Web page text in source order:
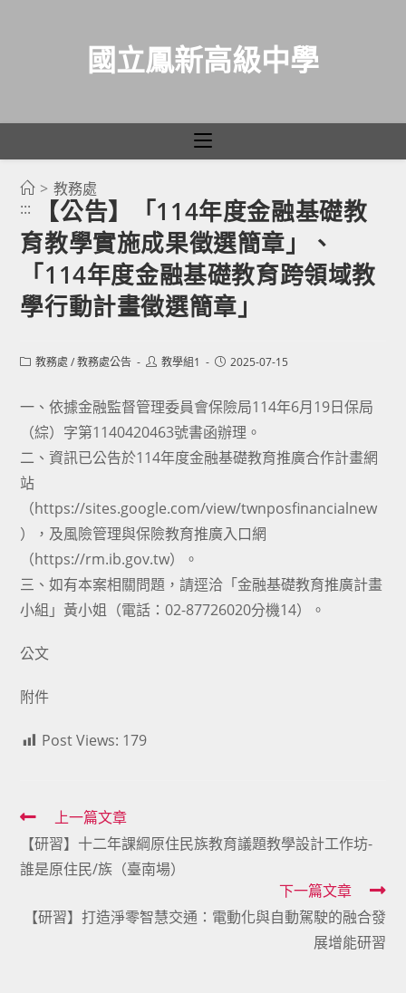
國立鳳新高級中學
> 教務處
:::
【公告】「114年度金融基礎教
育教學實施成果徵選簡章」、
「114年度金融基礎教育跨領域教
學行動計畫徵選簡章」
Post教務處 / 教務處公告
Post教學組1
Post2025-07-15
一、依據金融監督管理委員會保險局114年6月19日保局
（綜）字第1140420463號書函辦理。
二、資訊已公告於114年度金融基礎教育推廣合作計畫網
站
（https://sites.google.com/view/twnposfinancialnew
），及風險管理與保險教育推廣入口網
（https://rm.ib.gov.tw）。
三、如有本案相關問題，請逕洽「金融基礎教育推廣計畫
小組」黃小姐（電話：02-87726020分機14）。
公文
附件
Post Views: 179
Read
more
articles
上一篇文章
【研習】十二年課綱原住民族教育議題教學設計工作坊-
誰是原住民/族（臺南場）
下一篇文章
【研習】打造淨零智慧交通：電動化與自動駕駛的融合發
展增能研習